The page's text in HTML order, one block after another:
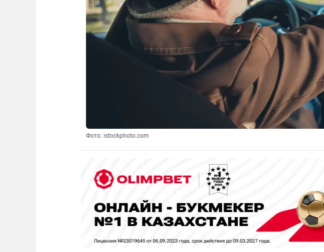
Фото: istockphoto.com